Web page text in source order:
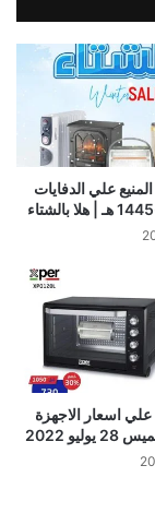
علي الدفايات
اسعار الاجهزة
2022